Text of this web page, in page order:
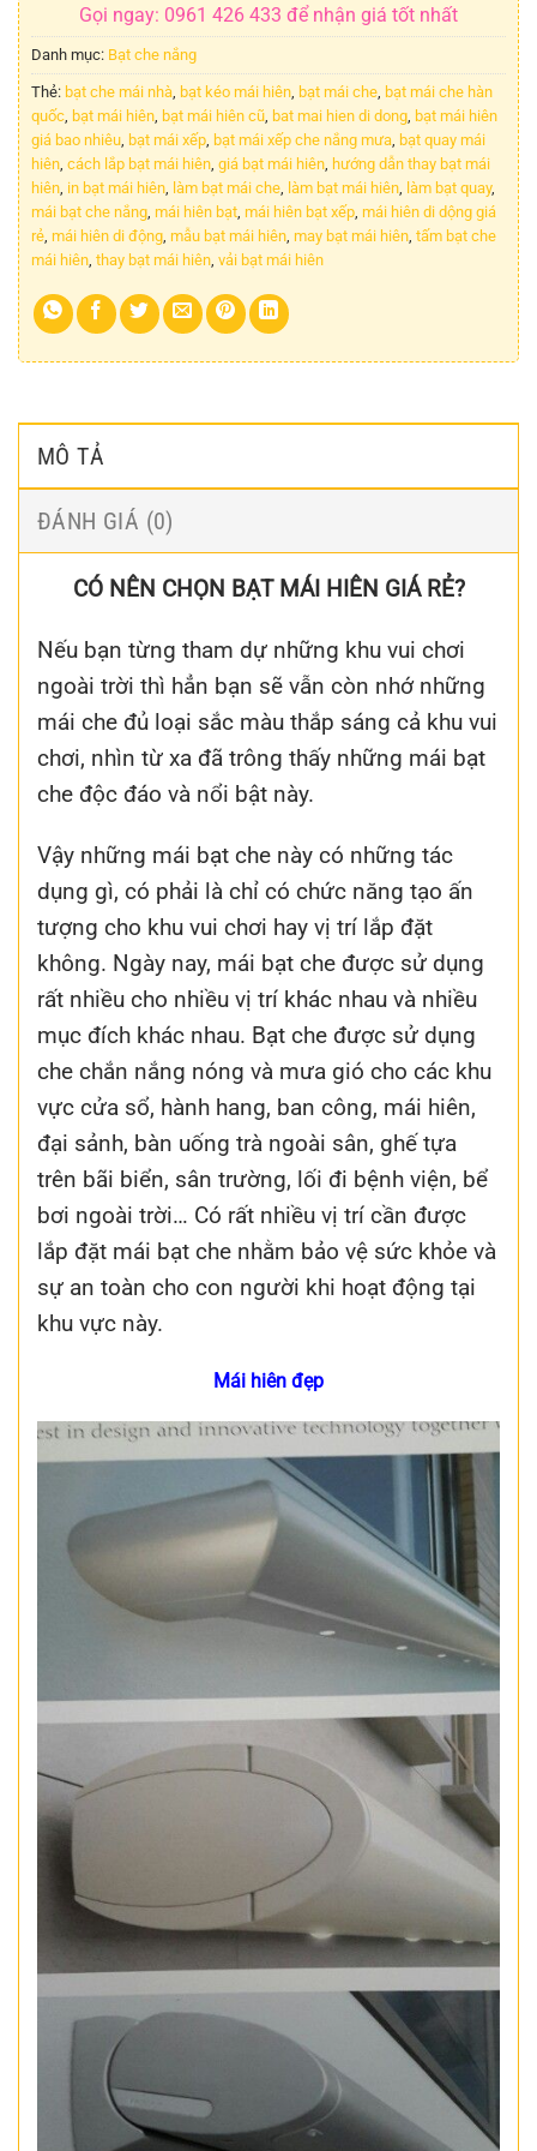
Gọi ngay: 0961 426 433 để nhận giá tốt nhất
Danh mục: Bạt che nắng
Thẻ: bạt che mái nhà, bạt kéo mái hiên, bạt mái che, bạt mái che hàn
quốc, bạt mái hiên, bạt mái hiên cũ, bat mai hien di dong, bạt mái hiên
giá bao nhiêu, bạt mái xếp, bạt mái xếp che nắng mưa, bạt quay mái
hiên, cách lắp bạt mái hiên, giá bạt mái hiên, hướng dẫn thay bạt mái
hiên, in bạt mái hiên, làm bạt mái che, làm bạt mái hiên, làm bạt quay,
mái bạt che nắng, mái hiên bạt, mái hiên bạt xếp, mái hiên di dộng giá
rẻ, mái hiên di động, mẫu bạt mái hiên, may bạt mái hiên, tấm bạt che
mái hiên, thay bạt mái hiên, vải bạt mái hiên
MÔ TẢ
ĐÁNH GIÁ (0)
CÓ NÊN CHỌN BẠT MÁI HIÊN GIÁ RẺ?
Nếu bạn từng tham dự những khu vui chơi
ngoài trời thì hẳn bạn sẽ vẫn còn nhớ những
mái che đủ loại sắc màu thắp sáng cả khu vui
chơi, nhìn từ xa đã trông thấy những mái bạt
che độc đáo và nổi bật này.
Vậy những mái bạt che này có những tác
dụng gì, có phải là chỉ có chức năng tạo ấn
tượng cho khu vui chơi hay vị trí lắp đặt
không. Ngày nay, mái bạt che được sử dụng
rất nhiều cho nhiều vị trí khác nhau và nhiều
mục đích khác nhau. Bạt che được sử dụng
che chắn nắng nóng và mưa gió cho các khu
vực cửa sổ, hành hang, ban công, mái hiên,
đại sảnh, bàn uống trà ngoài sân, ghế tựa
trên bãi biển, sân trường, lối đi bệnh viện, bể
bơi ngoài trời… Có rất nhiều vị trí cần được
lắp đặt mái bạt che nhằm bảo vệ sức khỏe và
sự an toàn cho con người khi hoạt động tại
khu vực này.
Mái hiên đẹp